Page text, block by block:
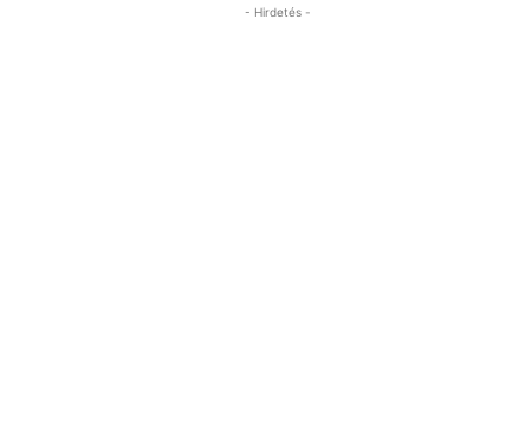
- Hirdetés -